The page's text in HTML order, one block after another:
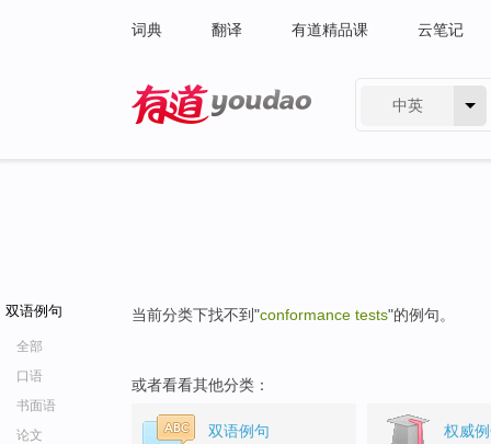
词典 翻译 有道精品课 云笔记
中英
双语例句
全部
口语
书面语
论文
当前分类下找不到"conformance tests"的例句。
或者看看其他分类：
双语例句 权威